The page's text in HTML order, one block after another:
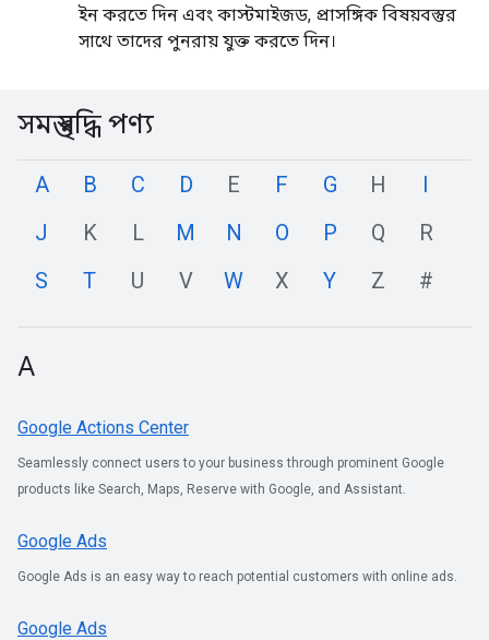
ইন করতে দিন এবং কাস্টমাইজড, প্রাসঙ্গিক বিষয়বস্তুর
সাথে তাদের পুনরায় যুক্ত করতে দিন।
সমস্ত বৃদ্ধি পণ্য
A B C D E F G H
I
J
K L M N O P Q
R
S
T U V W X Y Z #
A
Google Actions Center
Seamlessly connect users to your business through prominent Google
products like Search, Maps, Reserve with Google, and Assistant.
Google Ads
Google Ads is an easy way to reach potential customers with online ads.
Google Ads